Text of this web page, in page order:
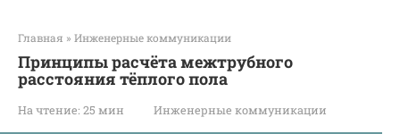
Главная » Инженерные коммуникации
Принципы расчёта межтрубного
расстояния тёплого пола
На чтение: 25 мин Инженерные коммуникации